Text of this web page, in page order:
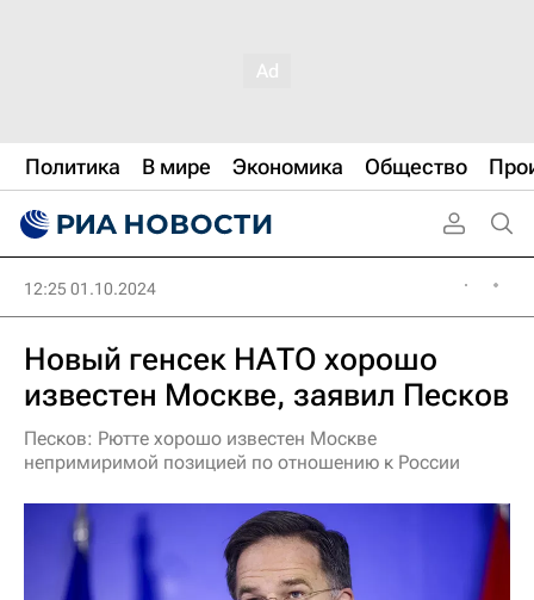
Политика В мире Экономика Общество
12:25 01.10.2024
Новый генсек НАТО хорошо
известен Москве, заявил Песков
Песков: Рютте хорошо известен Москве
непримиримой позицией по отношению к России